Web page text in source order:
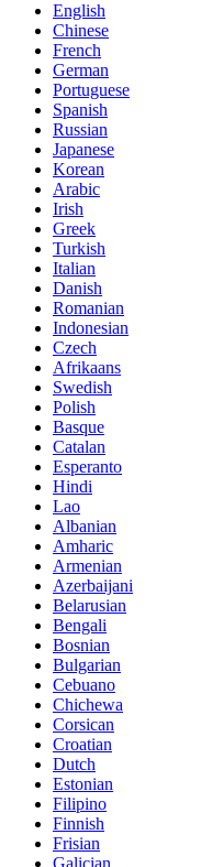
English
Chinese
French
German
Portuguese
Spanish
Russian
Japanese
Korean
Arabic
Irish
Greek
Turkish
Italian
Danish
Romanian
Indonesian
Czech
Afrikaans
Swedish
Polish
Basque
Catalan
Esperanto
Hindi
Lao
Albanian
Amharic
Armenian
Azerbaijani
Belarusian
Bengali
Bosnian
Bulgarian
Cebuano
Chichewa
Corsican
Croatian
Dutch
Estonian
Filipino
Finnish
Frisian